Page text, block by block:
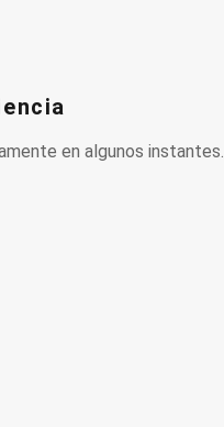
en algunos instantes.